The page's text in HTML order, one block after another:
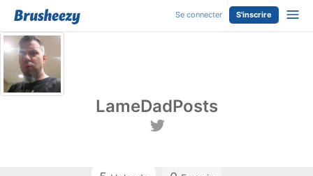
Se connecter S'inscrire
LameDadPosts